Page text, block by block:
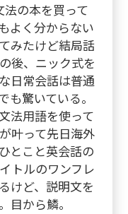
の本を買って
よく分からない
みたけど結局話
後、ニック式を
日常会話は普通
も驚いている。
法用語を使って
叶って先日海外
とこと英会話の
トルのワンフレ
けど、説明文を
目から鱗。